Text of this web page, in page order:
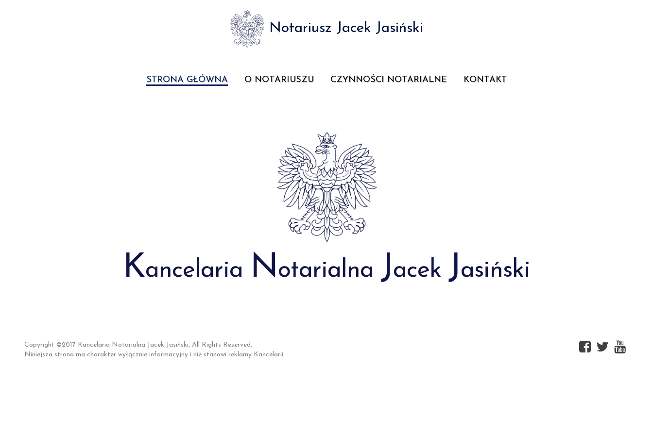
Notariusz Jacek Jasiński
STRONA GŁÓWNA O NOTARIUSZU CZYNNOŚCI NOTARIALNE KONTAKT
Kancelaria Notarialna Jacek Jasiński
Copyright ©2017 Kancelaria Notarialna Jacek Jasiński, All Rights Reserved.
Niniejsza strona ma charakter wyłącznie informacyjny i nie stanowi reklamy Kancelarii.